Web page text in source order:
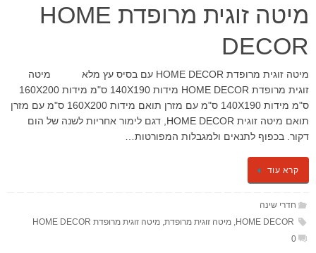
מיטה זוגית מרופדת HOME
DECOR
מיטה זוגית מרופדת HOME DECOR עם בסיס עץ מלא מיטה
זוגית מרופדת HOME DECOR מידות 140X190 ס"מ מידות 160X200
ס"מ מידות 140X190 ס"מ עם מזרן תואם מידות 160X200 ס"מ עם מזרן
תואם מיטה זוגית HOME DECOR, דגם לימור אחריות לשנה של הום
דקור. בכפוף לתנאים ולמגבלות המפורטות…
קרא עוד
חדרי שינה
HOME DECOR
, מיטה זוגית מרופדת, מיטה זוגית מרופדת HOME DECOR
0